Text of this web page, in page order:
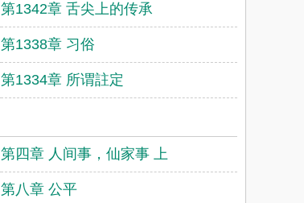
第1342章 舌尖上的传承
第1338章 习俗
第1334章 所谓註定
第四章 人间事，仙家事 上
第八章 公平